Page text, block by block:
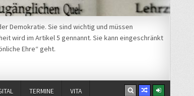
Demokratie. Sie sind wichtig und müssen
wird im Artikel 5 gennannt. Sie kann eingeschränkt
Ehre“ geht.
TERMINE VITA